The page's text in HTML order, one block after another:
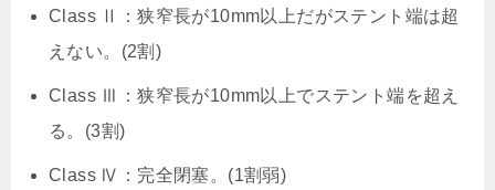
Class Ⅱ：狭窄長が10mm以上だがステント端は超
えない。(2割)
Class Ⅲ：狭窄長が10mm以上でステント端を超え
る。(3割)
Class Ⅳ：完全閉塞。(1割弱)